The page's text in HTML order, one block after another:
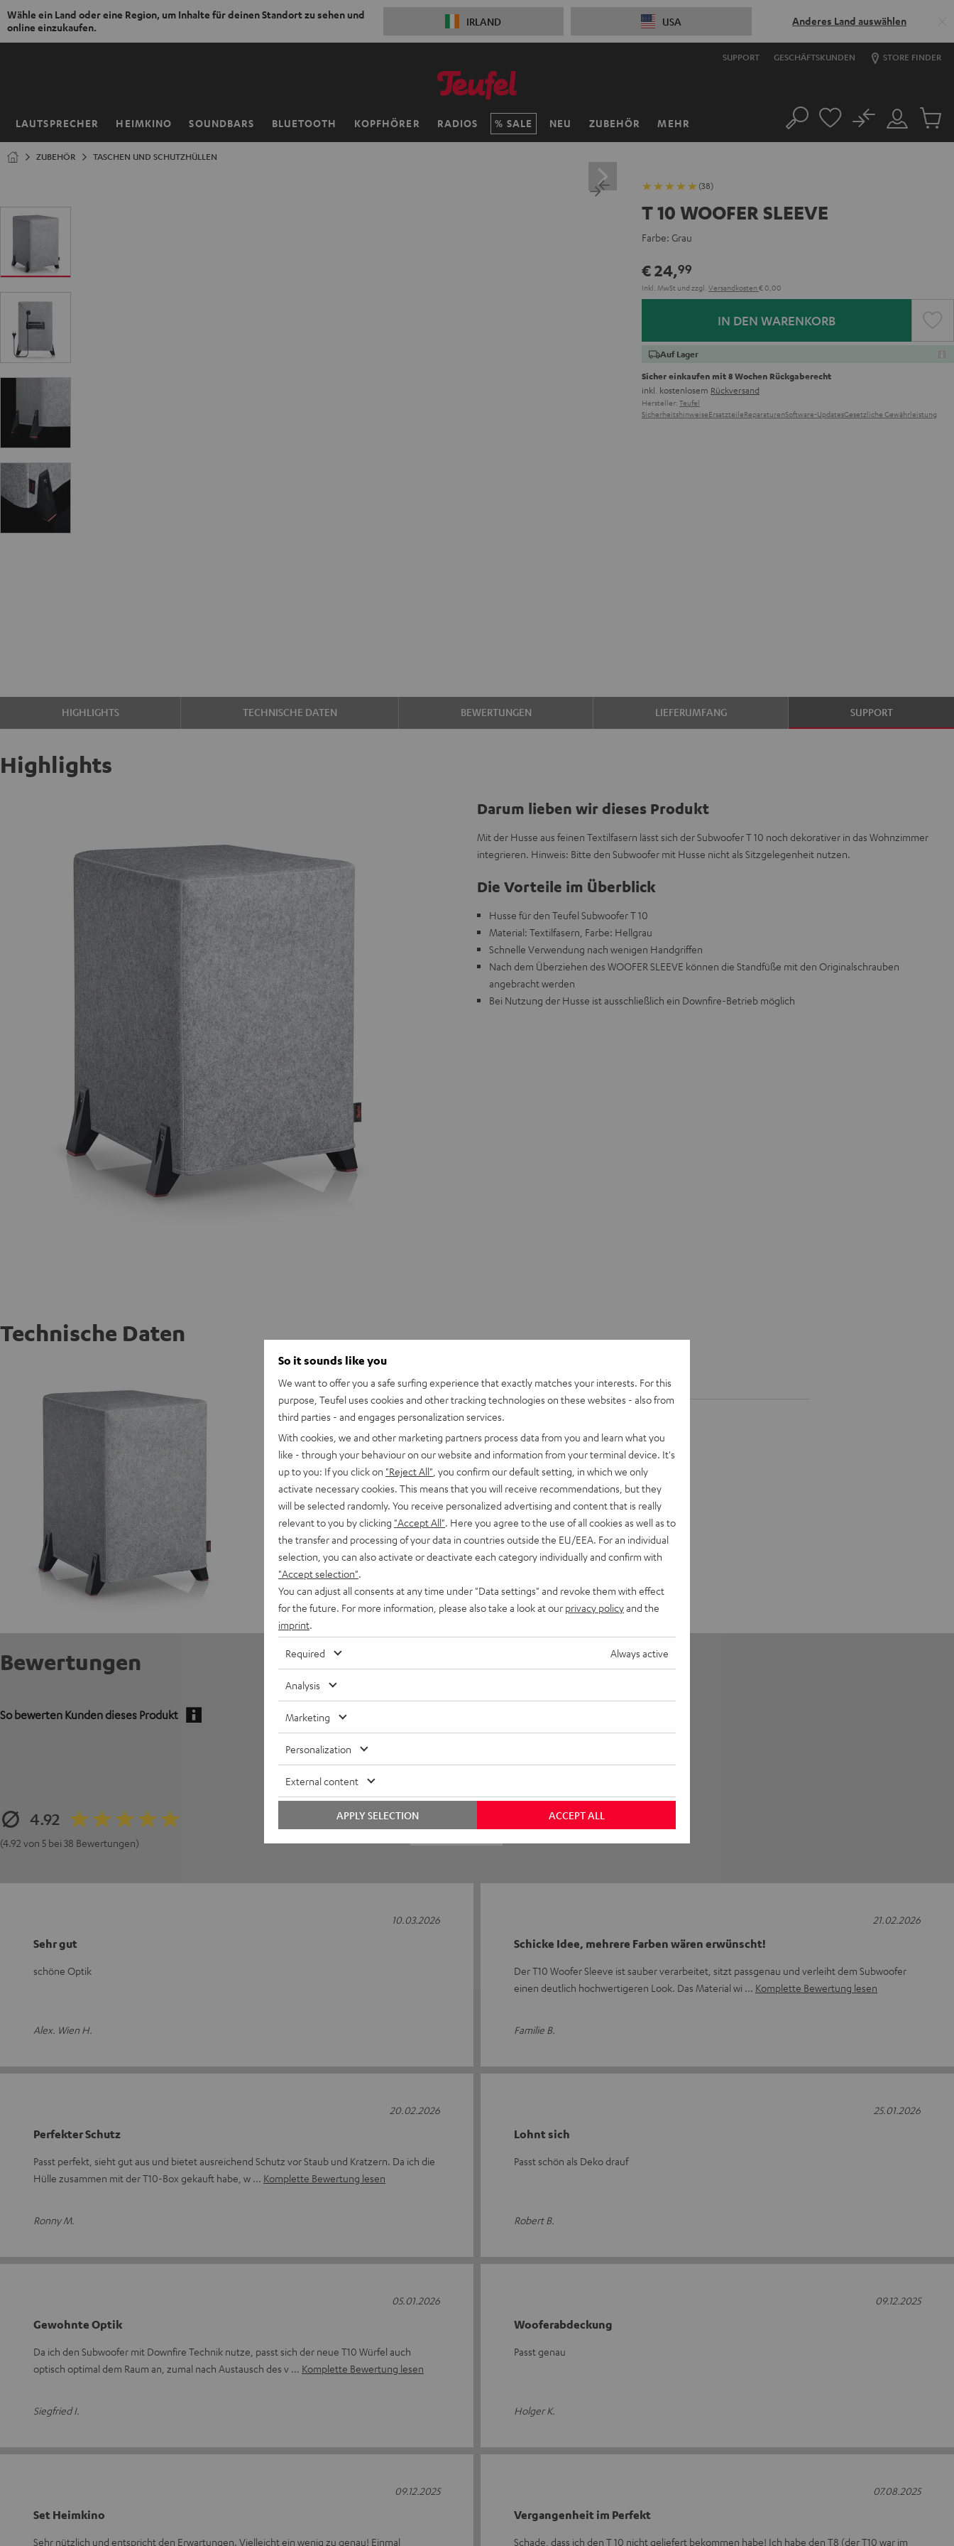
Wähle ein Land oder eine Region, um Inhalte für deinen Standort zu sehen und
online einzukaufen.
IRLAND USA Anderes Land auswählen
ZUM
SUPPORT GESCHÄFTSKUNDEN STORE FINDER
LAUTSPRECHER HEIMKINO SOUNDBARS BLUETOOTH KOPFHÖRER RADIOS SALE NEU ZUBEHÖR MEHR
Startseite Suche
Mein
Konto
No
Artikel
ZUBEHÖR TASCHEN UND SCHUTZHÜLLEN
(38)
T 10 WOOFER SLEEVE
Farbe: Grau
€ 24,99
Inkl. MwSt und zzgl. Versandkosten € 0,00
IN DEN WARENKORB
Auf Lager
Sicher einkaufen mit 8 Wochen Rückgaberecht
inkl. kostenlosem Rückversand
Hersteller: Teufel
SicherheitshinweiseErsatzteileReparaturenSoftware-UpdatesGesetzliche Gewährleistung
HIGHLIGHTS TECHNISCHE DATEN BEWERTUNGEN LIEFERUMFANG SUPPORT
Highlights
Darum lieben wir dieses Produkt
Mit der Husse aus feinen Textilfasern lässt sich der Subwoofer T 10 noch dekorativer in das Wohnzimmer
integrieren. Hinweis: Bitte den Subwoofer mit Husse nicht als Sitzgelegenheit nutzen.
Die Vorteile im Überblick
Husse für den Teufel Subwoofer T 10
Material: Textilfasern, Farbe: Hellgrau
Schnelle Verwendung nach wenigen Handgriffen
Nach dem Überziehen des WOOFER SLEEVE können die Standfüße mit den Originalschrauben
angebracht werden
Bei Nutzung der Husse ist ausschließlich ein Downfire-Betrieb möglich
Technische Daten
T 10 WOOFER SLEEVE
Bewertungen
So bewerten Kunden dieses Produkt
4.92
(4.92 von 5 bei 38 Bewertungen)
2
Sehr gut
schöne Optik
Alex. Wien H.
10.03.2026
Schicke Idee, mehrere Farben wären erwünscht!
Der T10 Woofer Sleeve ist sauber verarbeitet, sitzt passgenau und verleiht dem Subwoofer
einen deutlich hochwertigeren Look. Das Material wi
Komplette Bewertung lesen
Familie B.
21.02.2026
Perfekter Schutz
Passt perfekt, sieht gut aus und bietet ausreichend Schutz vor Staub und Kratzern. Da ich die
Hülle zusammen mit der T10-Box gekauft habe, w
Komplette Bewertung lesen
Ronny M.
20.02.2026
Lohnt sich
Passt schön als Deko drauf
Robert B.
25.01.2026
Gewohnte Optik
Da ich den Subwoofer mit Downfire Technik nutze, passt sich der neue T10 Würfel auch
optisch optimal dem Raum an, zumal nach Austausch des v
Komplette Bewertung lesen
Siegfried I.
05.01.2026
Wooferabdeckung
Passt genau
Holger K.
09.12.2025
Set Heimkino
Sehr nützlich und entspricht den Erwartungen. Vielleicht ein wenig zu genau! Einmal
09.12.2025
Vergangenheit im Perfekt
Schade, dass ich den T 10 nicht geliefert bekommen habe! Ich habe den T8 (der T10 war im
07.08.2025
So it sounds like you
We want to offer you a safe surfing experience that exactly matches your interests. For this
purpose, Teufel uses cookies and other tracking technologies on these websites - also from
third parties - and engages personalization services.
With cookies, we and other marketing partners process data from you and learn what you
like - through your behaviour on our website and information from your terminal device. It's
up to you: If you click on "Reject All" , you confirm our default setting, in which we only
activate necessary cookies. This means that you will receive recommendations, but they
will be selected randomly. You receive personalized advertising and content that is really
relevant to you by clicking "Accept All" . Here you agree to the use of all cookies as well as to
the transfer and processing of your data in countries outside the EU/EEA. For an individual
selection, you can also activate or deactivate each category individually and confirm with
"Accept selection"
You can adjust all consents at any time under "Data settings" and revoke them with effect
for the future. For more information, please also take a look at our privacy policyand the
imprint
Required Always active
Analysis
Marketing
Personalization
External content
ACCEPT ALL
APPLY SELECTION